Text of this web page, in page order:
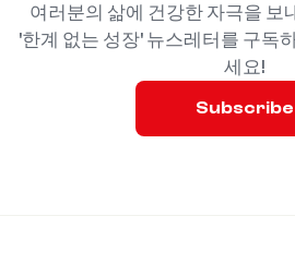
여러분의 삶에 건강한 자극을 보
'한계 없는 성장' 뉴스레터를 구독
세요!
Subscribe